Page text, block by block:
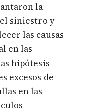
la
siniestro y
las causas
en las
hipótesis
excesos de
en las